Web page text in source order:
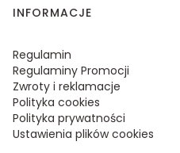
Linki w stopce
INFORMACJE
Regulamin
Regulaminy Promocji
Zwroty i reklamacje
Polityka cookies
Polityka prywatności
Ustawienia plików cookies